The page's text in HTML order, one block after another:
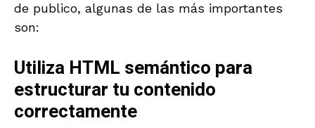
de publico, algunas de las más importantes
son:
Utiliza HTML semántico para
estructurar tu contenido
correctamente